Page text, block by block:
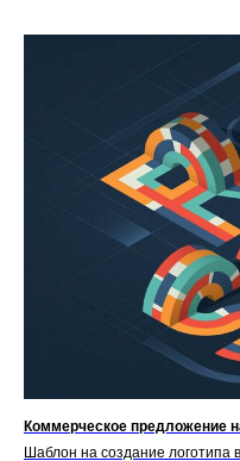
Коммерческое предложение
Шаблон на создание